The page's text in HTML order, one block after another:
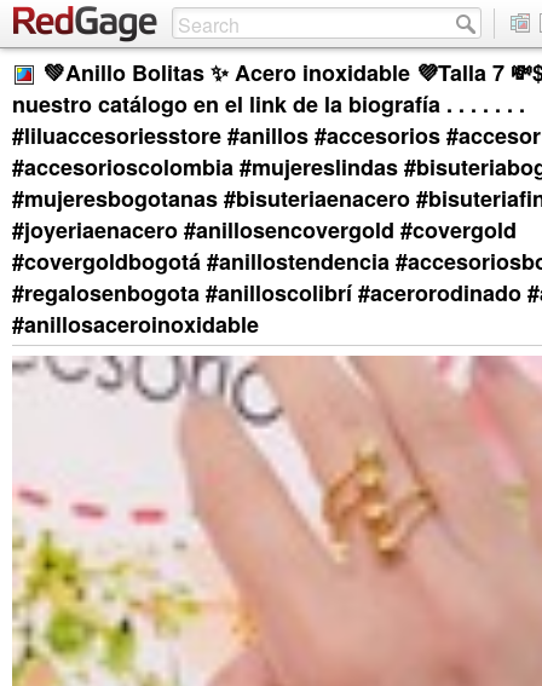
💚Anillo Bolitas ✨ Acero inoxidable 💜Talla 7
nuestro catálogo en el link de la biografía . . . . . . .
#liluaccesoriesstore #anillos #accesorios
#accesorioscolombia #mujereslindas
#mujeresbogotanas #bisuteriaenacero
#joyeriaenacero #anillosencovergold #covergold
#covergoldbogotá #anillostendencia
#regalosenbogota #anilloscolibrí #acerorodinado
#anillosaceroinoxidable